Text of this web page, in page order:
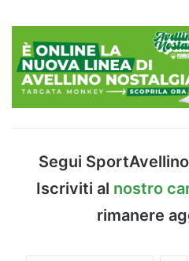
Segui
Iscriviti al nostro
rimanere